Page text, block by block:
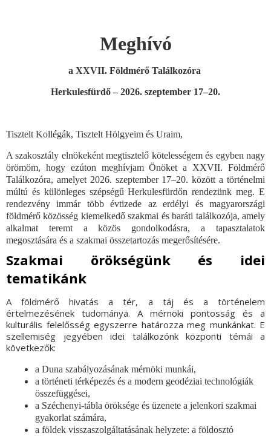
Meghívó
a XXVII. Földmérő Találkozóra
Herkulesfürdő – 2026. szeptember 17–20.
Tisztelt Kollégák, Tisztelt Hölgyeim és Uraim,
A szakosztály elnökeként megtisztelő kötelességem és egyben nagy
örömöm, hogy ezúton meghívjam Önöket a XXVII. Földmérő
Találkozóra, amelyet 2026. szeptember 17–20. között a történelmi
múltú és különleges szépségű Herkulesfürdőn rendezünk meg. E
rendezvény immár több évtizede az erdélyi és magyarországi
földmérő közösség kiemelkedő szakmai és baráti találkozója, amely
alkalmat teremt a közös gondolkodásra, a tapasztalatok
megosztására és a szakmai összetartozás megerősítésére.
Szakmai örökségünk és idei
tematikánk
A földmérő hivatás a tér, a táj és a történelem
értelmezésének tudománya. A mérnöki pontosság és a
kulturális felelősség egyszerre határozza meg munkánkat. E
szellemiség jegyében idei találkozónk központi témái a
következők:
a Duna szabályozásának mérnöki munkái,
a történeti térképezés és a modern geodéziai technológiák
összefüggései,
a Széchenyi-tábla öröksége és üzenete a jelenkori szakmai
gyakorlat számára,
a földek visszaszolgáltatásának helyzete: a földosztó